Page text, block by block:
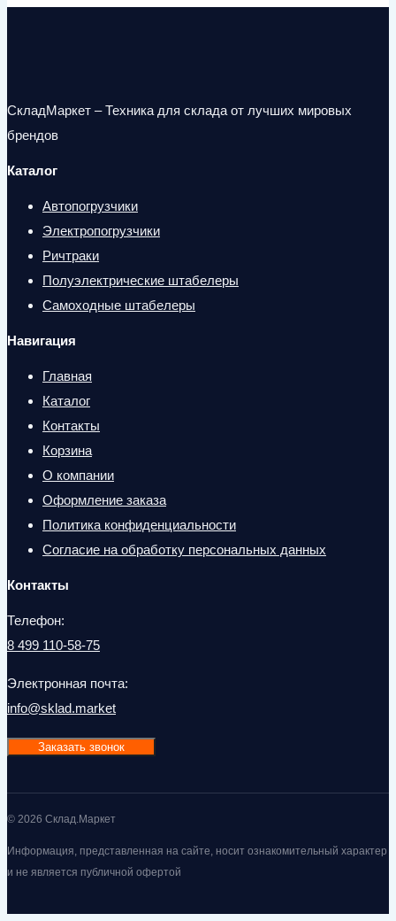
СкладМаркет – Техника для склада от лучших мировых
брендов
Каталог
Автопогрузчики
Электропогрузчики
Ричтраки
Полуэлектрические штабелеры
Самоходные штабелеры
Навигация
Главная
Каталог
Контакты
Корзина
О компании
Оформление заказа
Политика конфиденциальности
Согласие на обработку персональных данных
Контакты
Телефон:
8 499 110-58-75
Электронная почта:
info@sklad.market
Заказать звонок
© 2026 Склад.Маркет
Информация, представленная на сайте, носит ознакомительный характер
и не является публичной офертой